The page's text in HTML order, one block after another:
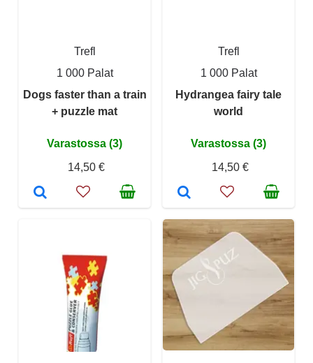
Trefl
1 000 Palat
Dogs faster than a train
+ puzzle mat
Varastossa (3)
14,50 €
Trefl
1 000 Palat
Hydrangea fairy tale
world
Varastossa (3)
14,50 €